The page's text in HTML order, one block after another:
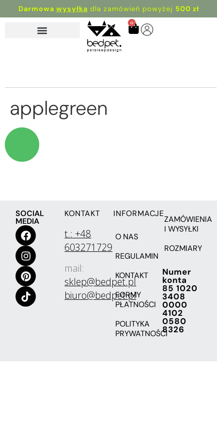
Darmowa wysyłka dla zamówień powyżej 500 zł
0
applegreen
SOCIAL
MEDIA
KONTAKT
t.: +48
603271729
mail:
sklep@bedpet.pl
biuro@bedpet.pl
INFORMACJE
O NAS
REGULAMIN
KONTAKT
FORMY
PŁATNOŚCI
POLITYKA
PRYWATNOŚCI
ZAMÓWIENIA
I WYSYŁKI
ROZMIARY
Numer
konta
85 1020
3408
0000
4102
0580
8326